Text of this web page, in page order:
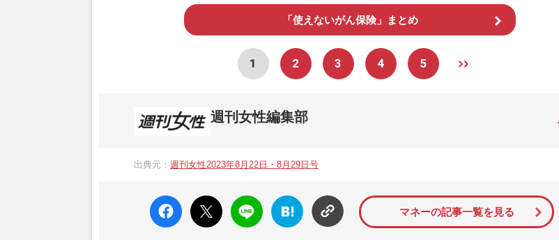
「使えないがん保険」まとめ
1 2 3 4 5
週刊女性編集部
母”が抱える400万円超の“借金トラブル”」報道をスクープ。この一報から約2か月後、宮内庁は結婚延期を
出典元： 週刊女性2023年8月22日・8月29日号
faceboo
k いい
ね
X ポス
ト
LINE
はてな
ブック
マーク
マネーの記事一覧を見る